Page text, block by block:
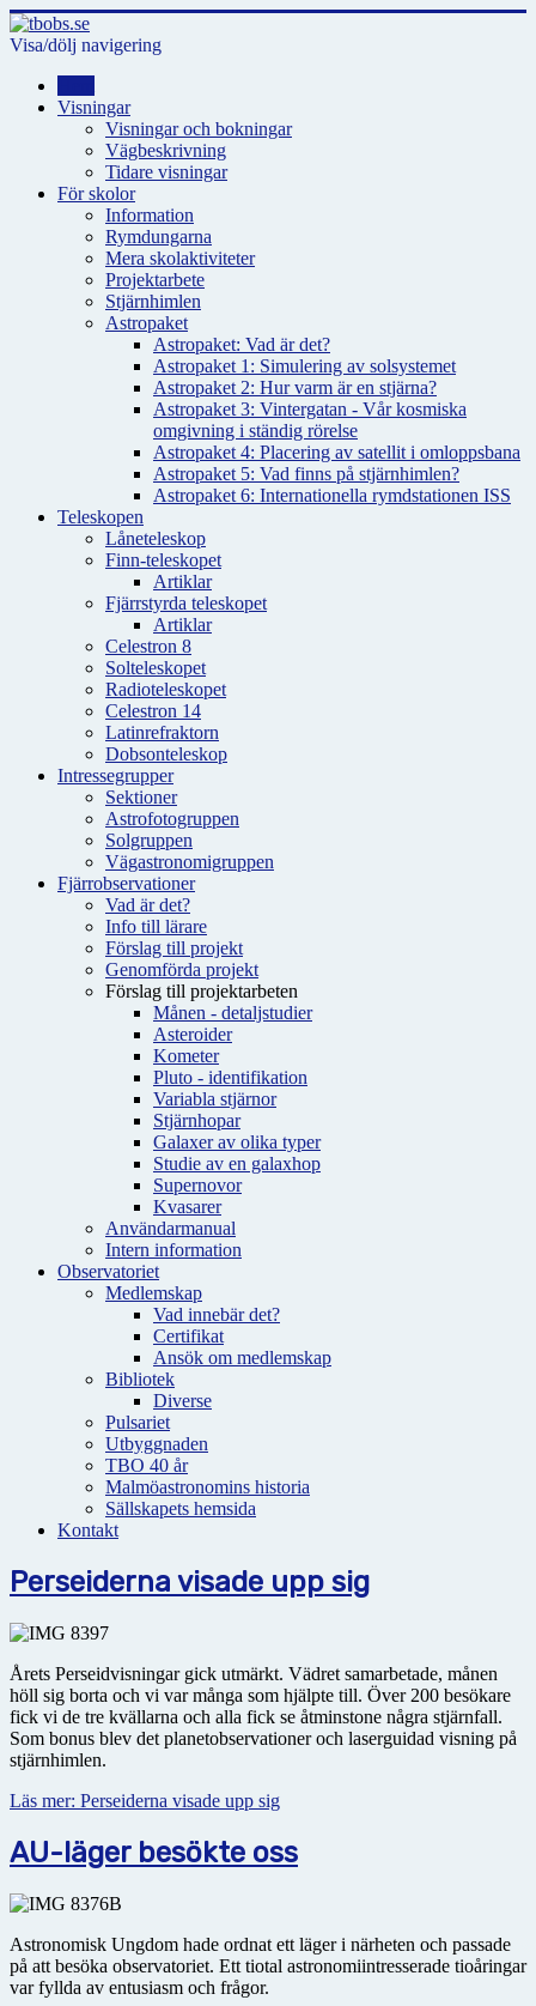
Visa/dölj navigering
Visningar
Visningar och bokningar
Vägbeskrivning
Tidare visningar
För skolor
Information
Rymdungarna
Mera skolaktiviteter
Projektarbete
Stjärnhimlen
Astropaket
Astropaket: Vad är det?
Astropaket 1: Simulering av solsystemet
Astropaket 2: Hur varm är en stjärna?
Astropaket 3: Vintergatan - Vår kosmiska
omgivning i ständig rörelse
Astropaket 4: Placering av satellit i omloppsbana
Astropaket 5: Vad finns på stjärnhimlen?
Astropaket 6: Internationella rymdstationen ISS
Teleskopen
Låneteleskop
Finn-teleskopet
Artiklar
Fjärrstyrda teleskopet
Artiklar
Celestron 8
Solteleskopet
Radioteleskopet
Celestron 14
Latinrefraktorn
Dobsonteleskop
Intressegrupper
Sektioner
Astrofotogruppen
Solgruppen
Vägastronomigruppen
Fjärrobservationer
Vad är det?
Info till lärare
Förslag till projekt
Genomförda projekt
Förslag till projektarbeten
Månen - detaljstudier
Asteroider
Kometer
Pluto - identifikation
Variabla stjärnor
Stjärnhopar
Galaxer av olika typer
Studie av en galaxhop
Supernovor
Kvasarer
Användarmanual
Intern information
Observatoriet
Medlemskap
Vad innebär det?
Certifikat
Ansök om medlemskap
Bibliotek
Diverse
Pulsariet
Utbyggnaden
TBO 40 år
Malmöastronomins historia
Sällskapets hemsida
Kontakt
Perseiderna visade upp sig
Årets Perseidvisningar gick utmärkt. Vädret samarbetade, månen
höll sig borta och vi var många som hjälpte till. Över 200 besökare
fick vi de tre kvällarna och alla fick se åtminstone några stjärnfall.
Som bonus blev det planetobservationer och laserguidad visning på
stjärnhimlen.
Läs mer: Perseiderna visade upp sig
AU-läger besökte oss
Astronomisk Ungdom hade ordnat ett läger i närheten och passade
på att besöka observatoriet. Ett tiotal astronomiintresserade tioåringar
var fyllda av entusiasm och frågor.